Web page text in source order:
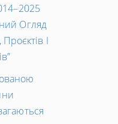
Огляд
Проєктів І